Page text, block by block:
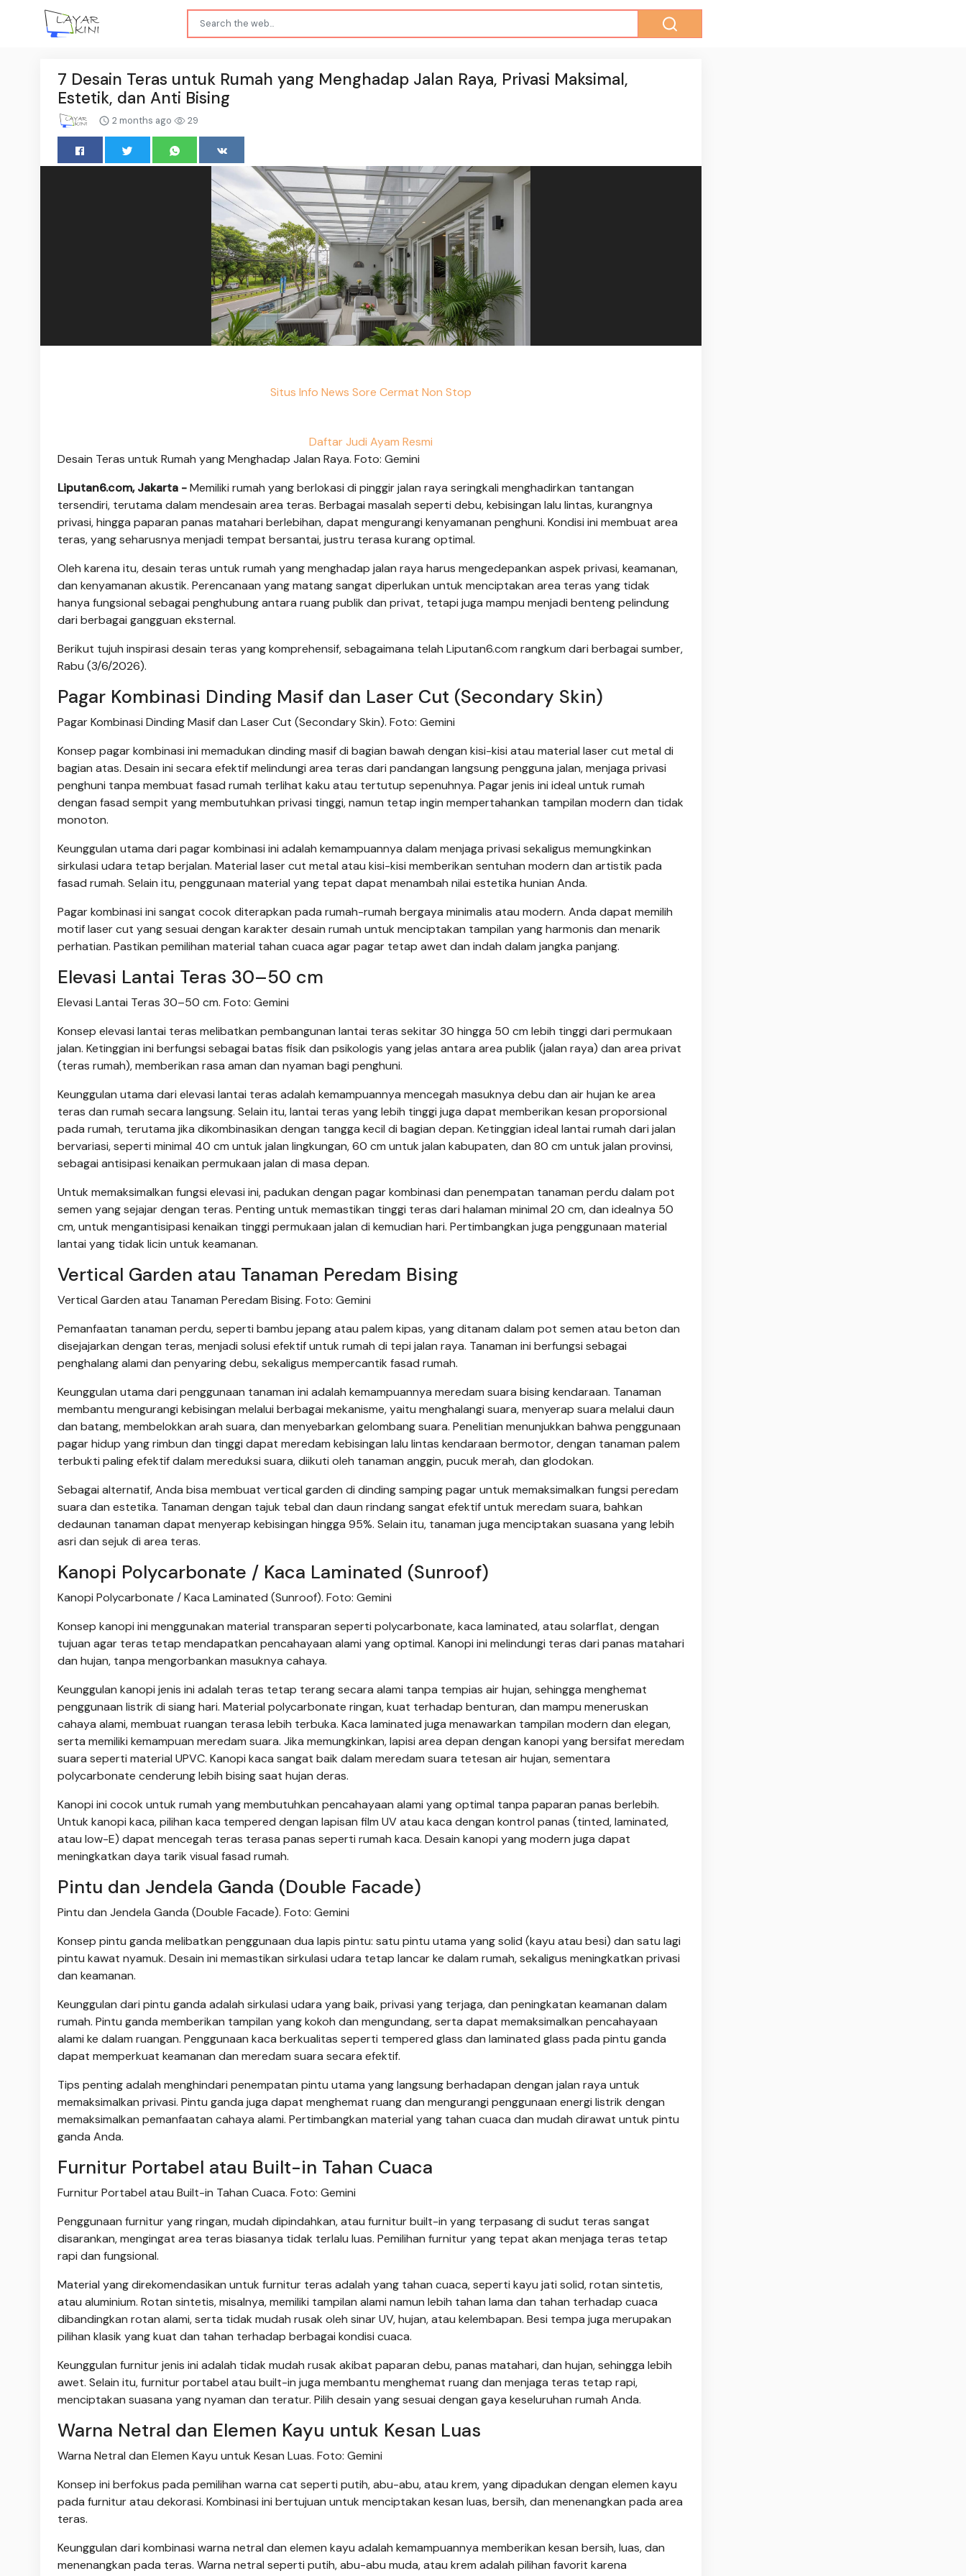
7 Desain Teras untuk Rumah yang Menghadap Jalan Raya, Privasi Maksimal,
Estetik, dan Anti Bising
2 months ago 29
Situs Info News Sore Cermat Non Stop
Daftar Judi Ayam Resmi
Desain Teras untuk Rumah yang Menghadap Jalan Raya. Foto: Gemini
Liputan6.com, Jakarta -Memiliki rumah yang berlokasi di pinggir jalan raya seringkali menghadirkan tantangan
tersendiri, terutama dalam mendesain area teras. Berbagai masalah seperti debu, kebisingan lalu lintas, kurangnya
privasi, hingga paparan panas matahari berlebihan, dapat mengurangi kenyamanan penghuni. Kondisi ini membuat area
teras, yang seharusnya menjadi tempat bersantai, justru terasa kurang optimal.
Oleh karena itu, desain teras untuk rumah yang menghadap jalan raya harus mengedepankan aspek privasi, keamanan,
dan kenyamanan akustik. Perencanaan yang matang sangat diperlukan untuk menciptakan area teras yang tidak
hanya fungsional sebagai penghubung antara ruang publik dan privat, tetapi juga mampu menjadi benteng pelindung
dari berbagai gangguan eksternal.
Berikut tujuh inspirasi desain teras yang komprehensif, sebagaimana telah Liputan6.com rangkum dari berbagai sumber,
Rabu (3/6/2026).
Pagar Kombinasi Dinding Masif dan Laser Cut (Secondary Skin)
Pagar Kombinasi Dinding Masif dan Laser Cut (Secondary Skin). Foto: Gemini
Konsep pagar kombinasi ini memadukan dinding masif di bagian bawah dengan kisi-kisi atau material laser cut metal di
bagian atas. Desain ini secara efektif melindungi area teras dari pandangan langsung pengguna jalan, menjaga privasi
penghuni tanpa membuat fasad rumah terlihat kaku atau tertutup sepenuhnya. Pagar jenis ini ideal untuk rumah
dengan fasad sempit yang membutuhkan privasi tinggi, namun tetap ingin mempertahankan tampilan modern dan tidak
monoton.
Keunggulan utama dari pagar kombinasi ini adalah kemampuannya dalam menjaga privasi sekaligus memungkinkan
sirkulasi udara tetap berjalan. Material laser cut metal atau kisi-kisi memberikan sentuhan modern dan artistik pada
fasad rumah. Selain itu, penggunaan material yang tepat dapat menambah nilai estetika hunian Anda.
Pagar kombinasi ini sangat cocok diterapkan pada rumah-rumah bergaya minimalis atau modern. Anda dapat memilih
motif laser cut yang sesuai dengan karakter desain rumah untuk menciptakan tampilan yang harmonis dan menarik
perhatian. Pastikan pemilihan material tahan cuaca agar pagar tetap awet dan indah dalam jangka panjang.
Elevasi Lantai Teras 30–50 cm
Elevasi Lantai Teras 30–50 cm. Foto: Gemini
Konsep elevasi lantai teras melibatkan pembangunan lantai teras sekitar 30 hingga 50 cm lebih tinggi dari permukaan
jalan. Ketinggian ini berfungsi sebagai batas fisik dan psikologis yang jelas antara area publik (jalan raya) dan area privat
(teras rumah), memberikan rasa aman dan nyaman bagi penghuni.
Keunggulan utama dari elevasi lantai teras adalah kemampuannya mencegah masuknya debu dan air hujan ke area
teras dan rumah secara langsung. Selain itu, lantai teras yang lebih tinggi juga dapat memberikan kesan proporsional
pada rumah, terutama jika dikombinasikan dengan tangga kecil di bagian depan. Ketinggian ideal lantai rumah dari jalan
bervariasi, seperti minimal 40 cm untuk jalan lingkungan, 60 cm untuk jalan kabupaten, dan 80 cm untuk jalan provinsi,
sebagai antisipasi kenaikan permukaan jalan di masa depan.
Untuk memaksimalkan fungsi elevasi ini, padukan dengan pagar kombinasi dan penempatan tanaman perdu dalam pot
semen yang sejajar dengan teras. Penting untuk memastikan tinggi teras dari halaman minimal 20 cm, dan idealnya 50
cm, untuk mengantisipasi kenaikan tinggi permukaan jalan di kemudian hari. Pertimbangkan juga penggunaan material
lantai yang tidak licin untuk keamanan.
Vertical Garden atau Tanaman Peredam Bising
Vertical Garden atau Tanaman Peredam Bising. Foto: Gemini
Pemanfaatan tanaman perdu, seperti bambu jepang atau palem kipas, yang ditanam dalam pot semen atau beton dan
disejajarkan dengan teras, menjadi solusi efektif untuk rumah di tepi jalan raya. Tanaman ini berfungsi sebagai
penghalang alami dan penyaring debu, sekaligus mempercantik fasad rumah.
Keunggulan utama dari penggunaan tanaman ini adalah kemampuannya meredam suara bising kendaraan. Tanaman
membantu mengurangi kebisingan melalui berbagai mekanisme, yaitu menghalangi suara, menyerap suara melalui daun
dan batang, membelokkan arah suara, dan menyebarkan gelombang suara. Penelitian menunjukkan bahwa penggunaan
pagar hidup yang rimbun dan tinggi dapat meredam kebisingan lalu lintas kendaraan bermotor, dengan tanaman palem
terbukti paling efektif dalam mereduksi suara, diikuti oleh tanaman anggin, pucuk merah, dan glodokan.
Sebagai alternatif, Anda bisa membuat vertical garden di dinding samping pagar untuk memaksimalkan fungsi peredam
suara dan estetika. Tanaman dengan tajuk tebal dan daun rindang sangat efektif untuk meredam suara, bahkan
dedaunan tanaman dapat menyerap kebisingan hingga 95%. Selain itu, tanaman juga menciptakan suasana yang lebih
asri dan sejuk di area teras.
Kanopi Polycarbonate / Kaca Laminated (Sunroof)
Kanopi Polycarbonate / Kaca Laminated (Sunroof). Foto: Gemini
Konsep kanopi ini menggunakan material transparan seperti polycarbonate, kaca laminated, atau solarflat, dengan
tujuan agar teras tetap mendapatkan pencahayaan alami yang optimal. Kanopi ini melindungi teras dari panas matahari
dan hujan, tanpa mengorbankan masuknya cahaya.
Keunggulan kanopi jenis ini adalah teras tetap terang secara alami tanpa tempias air hujan, sehingga menghemat
penggunaan listrik di siang hari. Material polycarbonate ringan, kuat terhadap benturan, dan mampu meneruskan
cahaya alami, membuat ruangan terasa lebih terbuka. Kaca laminated juga menawarkan tampilan modern dan elegan,
serta memiliki kemampuan meredam suara. Jika memungkinkan, lapisi area depan dengan kanopi yang bersifat meredam
suara seperti material UPVC. Kanopi kaca sangat baik dalam meredam suara tetesan air hujan, sementara
polycarbonate cenderung lebih bising saat hujan deras.
Kanopi ini cocok untuk rumah yang membutuhkan pencahayaan alami yang optimal tanpa paparan panas berlebih.
Untuk kanopi kaca, pilihan kaca tempered dengan lapisan film UV atau kaca dengan kontrol panas (tinted, laminated,
atau low-E) dapat mencegah teras terasa panas seperti rumah kaca. Desain kanopi yang modern juga dapat
meningkatkan daya tarik visual fasad rumah.
Pintu dan Jendela Ganda (Double Facade)
Pintu dan Jendela Ganda (Double Facade). Foto: Gemini
Konsep pintu ganda melibatkan penggunaan dua lapis pintu: satu pintu utama yang solid (kayu atau besi) dan satu lagi
pintu kawat nyamuk. Desain ini memastikan sirkulasi udara tetap lancar ke dalam rumah, sekaligus meningkatkan privasi
dan keamanan.
Keunggulan dari pintu ganda adalah sirkulasi udara yang baik, privasi yang terjaga, dan peningkatan keamanan dalam
rumah. Pintu ganda memberikan tampilan yang kokoh dan mengundang, serta dapat memaksimalkan pencahayaan
alami ke dalam ruangan. Penggunaan kaca berkualitas seperti tempered glass dan laminated glass pada pintu ganda
dapat memperkuat keamanan dan meredam suara secara efektif.
Tips penting adalah menghindari penempatan pintu utama yang langsung berhadapan dengan jalan raya untuk
memaksimalkan privasi. Pintu ganda juga dapat menghemat ruang dan mengurangi penggunaan energi listrik dengan
memaksimalkan pemanfaatan cahaya alami. Pertimbangkan material yang tahan cuaca dan mudah dirawat untuk pintu
ganda Anda.
Furnitur Portabel atau Built-in Tahan Cuaca
Furnitur Portabel atau Built-in Tahan Cuaca. Foto: Gemini
Penggunaan furnitur yang ringan, mudah dipindahkan, atau furnitur built-in yang terpasang di sudut teras sangat
disarankan, mengingat area teras biasanya tidak terlalu luas. Pemilihan furnitur yang tepat akan menjaga teras tetap
rapi dan fungsional.
Material yang direkomendasikan untuk furnitur teras adalah yang tahan cuaca, seperti kayu jati solid, rotan sintetis,
atau aluminium. Rotan sintetis, misalnya, memiliki tampilan alami namun lebih tahan lama dan tahan terhadap cuaca
dibandingkan rotan alami, serta tidak mudah rusak oleh sinar UV, hujan, atau kelembapan. Besi tempa juga merupakan
pilihan klasik yang kuat dan tahan terhadap berbagai kondisi cuaca.
Keunggulan furnitur jenis ini adalah tidak mudah rusak akibat paparan debu, panas matahari, dan hujan, sehingga lebih
awet. Selain itu, furnitur portabel atau built-in juga membantu menghemat ruang dan menjaga teras tetap rapi,
menciptakan suasana yang nyaman dan teratur. Pilih desain yang sesuai dengan gaya keseluruhan rumah Anda.
Warna Netral dan Elemen Kayu untuk Kesan Luas
Warna Netral dan Elemen Kayu untuk Kesan Luas. Foto: Gemini
Konsep ini berfokus pada pemilihan warna cat seperti putih, abu-abu, atau krem, yang dipadukan dengan elemen kayu
pada furnitur atau dekorasi. Kombinasi ini bertujuan untuk menciptakan kesan luas, bersih, dan menenangkan pada area
teras.
Keunggulan dari kombinasi warna netral dan elemen kayu adalah kemampuannya memberikan kesan bersih, luas, dan
menenangkan pada teras. Warna netral seperti putih, abu-abu muda, atau krem adalah pilihan favorit karena